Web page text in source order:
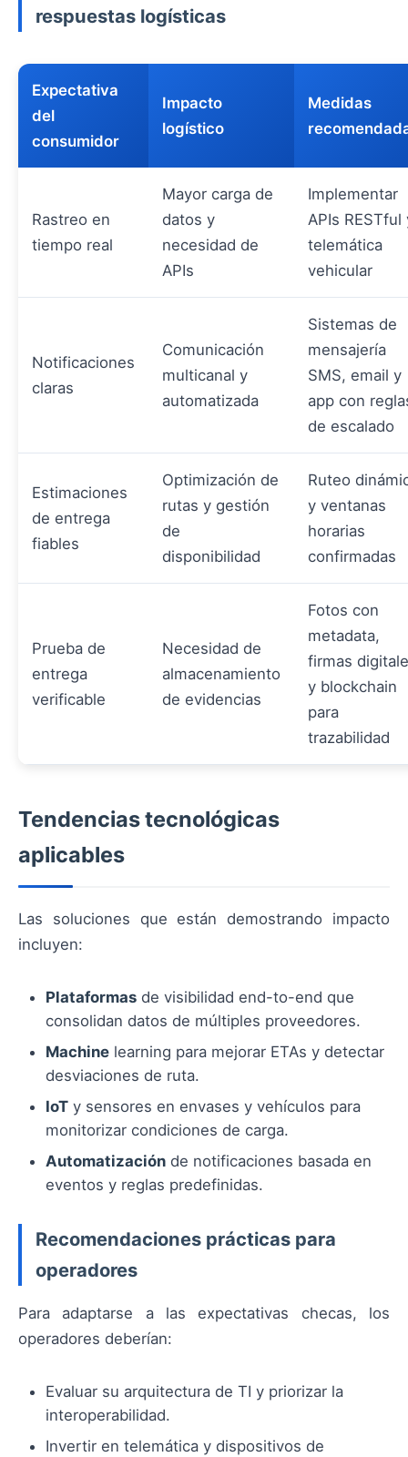
respuestas logísticas
Expectativa
del
consumidor
Impacto
logístico
Medidas
Rastreo en
tiempo real
Mayor carga de
datos y
necesidad de
APIs
Implementar
APIs RESTful
telemática
vehicular
Notificaciones
claras
Comunicación
multicanal y
automatizada
Sistemas de
mensajería
SMS, email y
app con
de escalado
Estimaciones
de entrega
fiables
Optimización de
rutas y gestión
de
disponibilidad
Ruteo
y ventanas
horarias
confirmadas
Prueba de
entrega
verificable
Necesidad de
almacenamiento
de evidencias
Fotos con
metadata,
firmas
y blockchain
para
trazabilidad
Tendencias tecnológicas
aplicables
Las soluciones que están demostrando impacto
incluyen:
Plataformas de visibilidad end-to-end que
consolidan datos de múltiples proveedores.
Machine learning para mejorar ETAs y detectar
desviaciones de ruta.
IoT y sensores en envases y vehículos para
monitorizar condiciones de carga.
Automatización de notificaciones basada en
eventos y reglas predefinidas.
Recomendaciones prácticas para
operadores
Para adaptarse a las expectativas checas, los
operadores deberían:
Evaluar su arquitectura de TI y priorizar la
interoperabilidad.
Invertir en telemática y dispositivos de